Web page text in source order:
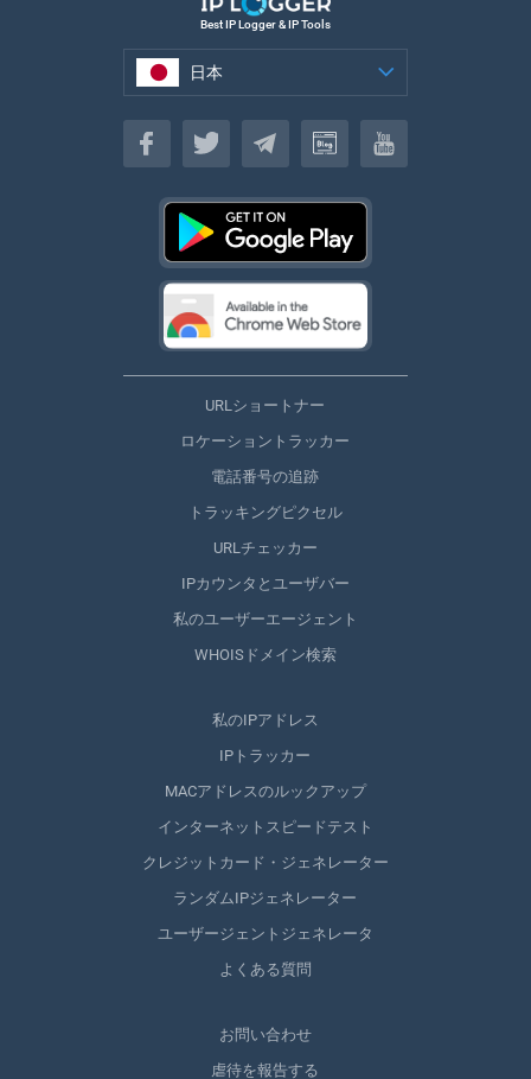
Best IP Logger & IP Tools
日本
日本
URLショートナー
ロケーショントラッカー
電話番号の追跡
トラッキングピクセル
URLチェッカー
IPカウンタとユーザバー
私のユーザーエージェント
WHOISドメイン検索
私のIPアドレス
IPトラッカー
MACアドレスのルックアップ
インターネットスピードテスト
クレジットカード・ジェネレーター
ランダムIPジェネレーター
ユーザージェントジェネレータ
よくある質問
お問い合わせ
虐待を報告する